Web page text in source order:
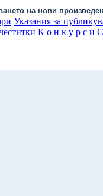
на нови
Указания за
К о н к у р с и